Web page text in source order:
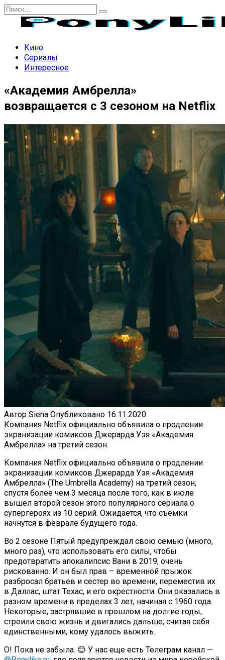
Перейти
содержанию
Search
Кино
Сериалы
Интересное
«Академия Амбрелла»
возвращается с 3 сезоном на Netflix
Автор Siena Опубликовано 16.11.2020
Компания Netflix официально объявила о продлении
экранизации комиксов Джерарда Уэя «Академия
Амбрелла» на третий сезон.
Компания Netflix официально объявила о продлении
экранизации комиксов Джерарда Уэя «Академия
Амбрелла» (The Umbrella Academy) на третий сезон,
спустя более чем 3 месяца после того, как в июле
вышел второй сезон этого популярного сериала о
супергероях из 10 серий. Ожидается, что съемки
начнутся в феврале будущего года.
Во 2 сезоне Пятый предупреждал свою семью (много,
много раз), что использовать его силы, чтобы
предотвратить апокалипсис Вани в 2019, очень
рискованно. И он был прав – временной прыжок
разбросал братьев и сестер во времени, переместив их
в Даллас, штат Техас, и его окрестности. Они оказались в
разном времени в пределах 3 лет, начиная с 1960 года.
Некоторые, застрявшие в прошлом на долгие годы,
строили свою жизнь и двигались дальше, считая себя
единственными, кому удалось выжить.
О! Пока не забыла. 😊 У нас еще есть Телеграм канал —